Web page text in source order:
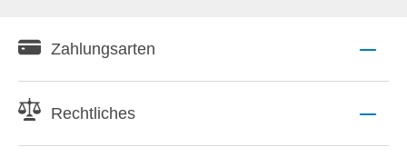
Zahlungsarten
Rechtliches